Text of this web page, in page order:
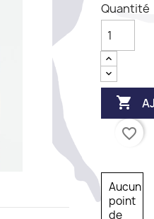
Quantité

favorite_border
Aucun
point
de